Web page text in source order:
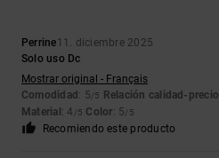
Perrine11. diciembre 2025
Solo uso Dc
Mostrar original - Français
Comodidad : 5/5 Relación calidad-precio
Material : 4 /5 Color: 5/5
Recomiendo este producto